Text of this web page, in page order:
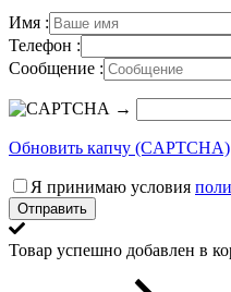
Имя :
Телефон :
Сообщение :
→
Обновить капчу (CAPTCHA)
Я принимаю условия
Отправить
Товар успешно добавлен в